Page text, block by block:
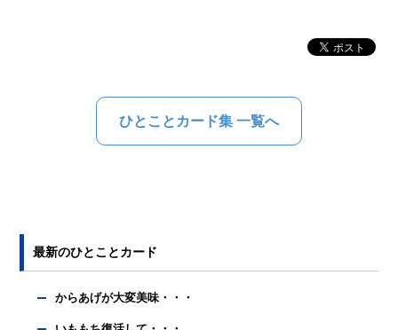
ひとことカード集 一覧へ
最新のひとことカード
からあげが大変美味・・・